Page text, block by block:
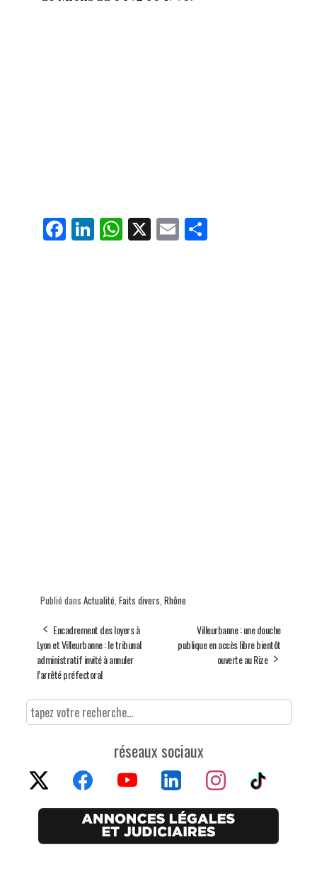
Fa
ce
Li
nk
W
ha
X E
m
Pa
rt
Publié dans Actualité Faits divers Rhône
Encadrement des loyers à
Lyon et Villeurbanne : le tribunal
administratif invité à annuler
l’arrêté préfectoral
Villeurbanne : une douche
publique en accès libre bientôt
ouverte au Rize
réseaux sociaux